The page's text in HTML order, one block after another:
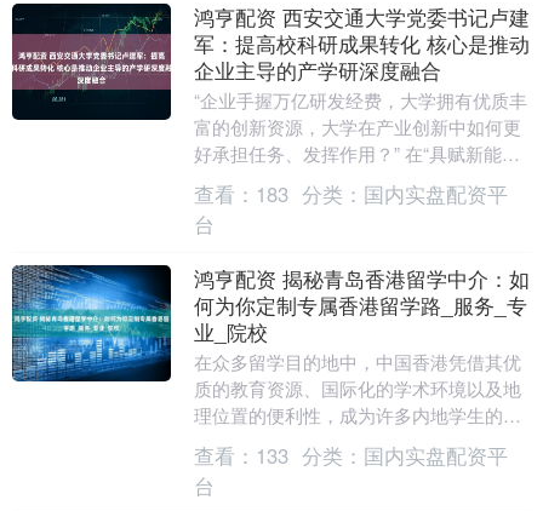
鸿亨配资 西安交通大学党委书记卢建
军：提高校科研成果转化 核心是推动
企业主导的产学研深度融合
“企业手握万亿研发经费，大学拥有优质丰
富的创新资源，大学在产业创新中如何更
好承担任务、发挥作用？” 在“具赋新能智
驱未来”青年科学家成果转化暨具身智能高
质量发展....
查看： 183 分类： 国内实盘配资平
台
鸿亨配资 揭秘青岛香港留学中介：如
何为你定制专属香港留学路_服务_专
业_院校
在众多留学目的地中，中国香港凭借其优
质的教育资源、国际化的学术环境以及地
理位置的便利性，成为许多内地学生的首
选。然而，香港高校的申请流程复杂且竞
争激烈，如何选择....
查看： 133 分类： 国内实盘配资平
台